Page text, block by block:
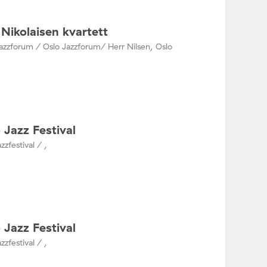
kvartett
/ Oslo Jazzforum/ Herr Nilsen, Oslo
Jazz Festival
/ ,
Jazz Festival
/ ,